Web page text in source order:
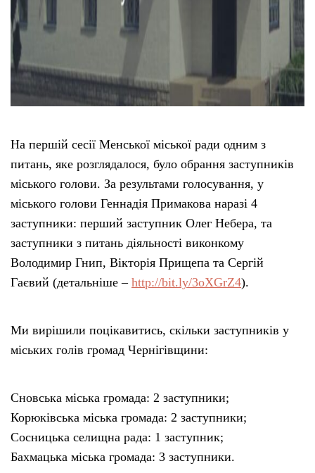
На першій сесії Менської міської ради одним з
питань, яке розглядалося, було обрання заступників
міського голови. За результами голосування, у
міського голови Геннадія Примакова наразі 4
заступники: перший заступник Олег Небера, та
заступники з питань діяльності виконкому
Володимир Гнип, Вікторія Прищепа та Сергій
Гаєвий (детальніше – http://bit.ly/3oXGrZ4).
Ми вирішили поцікавитись, скільки заступників у
міських голів громад Чернігівщини:
Сновська міська громада: 2 заступники;
Корюківська міська громада: 2 заступники;
Сосницька селищна рада: 1 заступник;
Бахмацька міська громада: 3 заступники.